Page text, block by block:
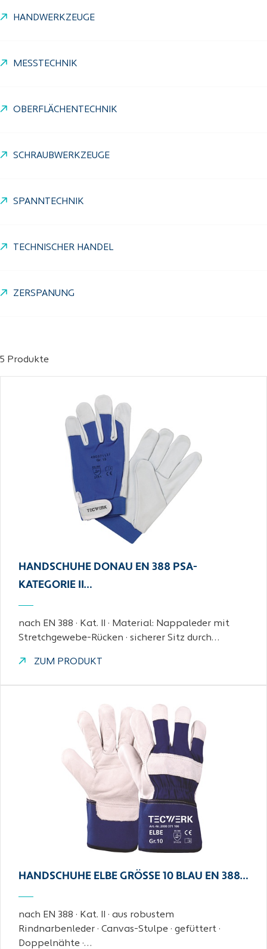
HANDWERKZEUGE
MESSTECHNIK
OBERFLÄCHENTECHNIK
SCHRAUBWERKZEUGE
SPANNTECHNIK
TECHNISCHER HANDEL
ZERSPANUNG
5 Produkte
HANDSCHUHE DONAU EN 388 PSA-
KATEGORIE II…
nach EN 388 · Kat. II · Material: Nappaleder mit
Stretchgewebe-Rücken · sicherer Sitz durch…
ZUM PRODUKT
HANDSCHUHE ELBE GRÖSSE 10 BLAU EN 388…
nach EN 388 · Kat. II · aus robustem
Rindnarbenleder · Canvas-Stulpe · gefüttert ·
Doppelnähte ·…